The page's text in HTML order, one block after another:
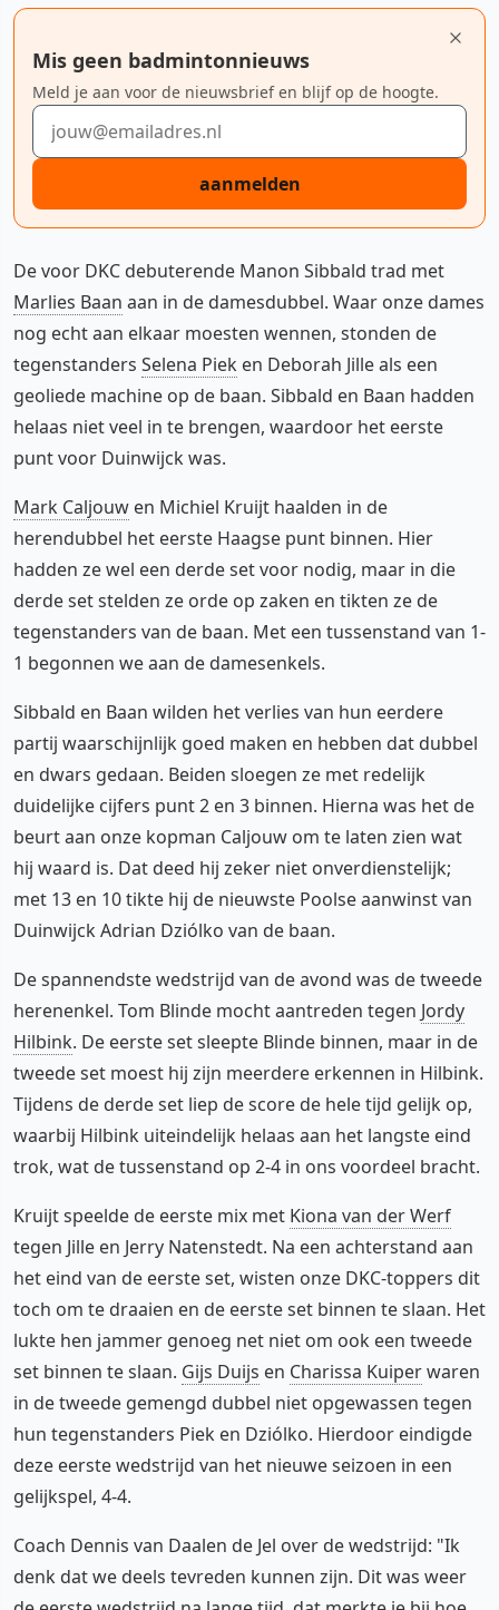
Mis geen badmintonnieuws
Meld je aan voor de nieuwsbrief en blijf op de hoogte.
E-mailadres
aanmelden
De voor DKC debuterende Manon Sibbald trad met
Marlies Baan aan in de damesdubbel. Waar onze dames
nog echt aan elkaar moesten wennen, stonden de
tegenstanders Selena Piek en Deborah Jille als een
geoliede machine op de baan. Sibbald en Baan hadden
helaas niet veel in te brengen, waardoor het eerste
punt voor Duinwijck was.
Mark Caljouw en Michiel Kruijt haalden in de
herendubbel het eerste Haagse punt binnen. Hier
hadden ze wel een derde set voor nodig, maar in die
derde set stelden ze orde op zaken en tikten ze de
tegenstanders van de baan. Met een tussenstand van 1-
1 begonnen we aan de damesenkels.
Sibbald en Baan wilden het verlies van hun eerdere
partij waarschijnlijk goed maken en hebben dat dubbel
en dwars gedaan. Beiden sloegen ze met redelijk
duidelijke cijfers punt 2 en 3 binnen. Hierna was het de
beurt aan onze kopman Caljouw om te laten zien wat
hij waard is. Dat deed hij zeker niet onverdienstelijk;
met 13 en 10 tikte hij de nieuwste Poolse aanwinst van
Duinwijck Adrian Dziólko van de baan.
De spannendste wedstrijd van de avond was de tweede
herenenkel. Tom Blinde mocht aantreden tegen Jordy
Hilbink. De eerste set sleepte Blinde binnen, maar in de
tweede set moest hij zijn meerdere erkennen in Hilbink.
Tijdens de derde set liep de score de hele tijd gelijk op,
waarbij Hilbink uiteindelijk helaas aan het langste eind
trok, wat de tussenstand op 2-4 in ons voordeel bracht.
Kruijt speelde de eerste mix met Kiona van der Werf
tegen Jille en Jerry Natenstedt. Na een achterstand aan
het eind van de eerste set, wisten onze DKC-toppers dit
toch om te draaien en de eerste set binnen te slaan. Het
lukte hen jammer genoeg net niet om ook een tweede
set binnen te slaan. Gijs Duijs en Charissa Kuiperwaren
in de tweede gemengd dubbel niet opgewassen tegen
hun tegenstanders Piek en Dziólko. Hierdoor eindigde
deze eerste wedstrijd van het nieuwe seizoen in een
gelijkspel, 4-4.
Coach Dennis van Daalen de Jel over de wedstrijd: "Ik
denk dat we deels tevreden kunnen zijn. Dit was weer